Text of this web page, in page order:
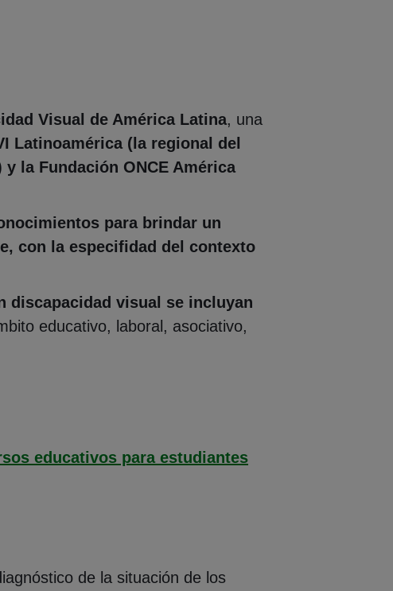
Visual de América Latina, una
Latinoamérica (la regional del
la Fundación ONCE América
para brindar un
con la especifidad del contexto
discapacidad visual se incluyan
educativo, laboral, asociativo,
educativos para estudiantes
de la situación de los